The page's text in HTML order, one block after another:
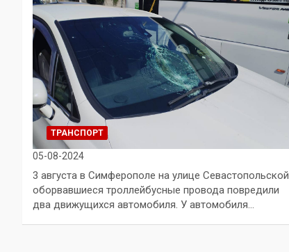
ТРАНСПОРТ
05-08-2024
3 августа в Симферополе на улице Севастопольской
оборвавшиеся троллейбусные провода повредили
два движущихся автомобиля. У автомобиля…